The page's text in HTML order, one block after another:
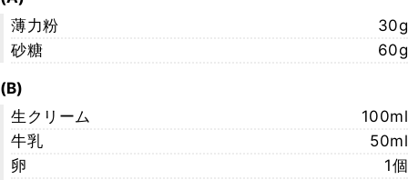
薄力粉
30g
砂糖
60g
(B)
生クリーム
100ml
牛乳
50ml
卵
1個